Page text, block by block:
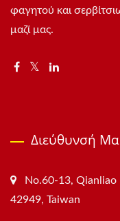
φαγητού και
μαζί μας.
Διεύθυνσή
No.60-13, Qianliao
42949, Taiwan